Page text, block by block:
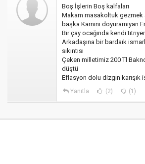
Boş İşlerin Boş kalfaları
Makam masakoltuk gezmek
başka Karnını doyuramıyan
Bir çay ocağında kendi
Arkadaşına bir bardaık
sıkıntısı
Çeken milletimiz 200 Tl
düştü
Eflasyon dolu dizgın karışık
Yanıtla (2) (1)